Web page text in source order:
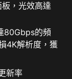
，光效高達
80Gbps的頻
4K解析度，獲
新率